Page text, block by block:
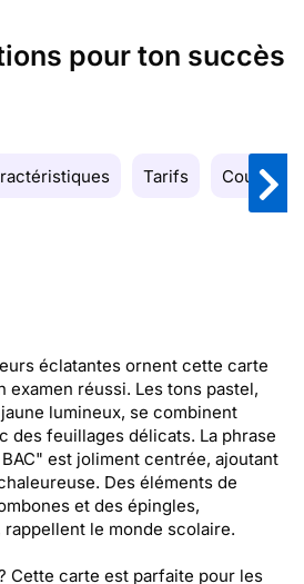
pour ton succès
Tarifs Couleurs
éclatantes ornent cette carte
réussi. Les tons pastel,
lumineux, se combinent
des feuillages délicats. La phrase
est joliment centrée, ajoutant
Des éléments de
et des épingles,
le monde scolaire.
Cette carte est parfaite pour les